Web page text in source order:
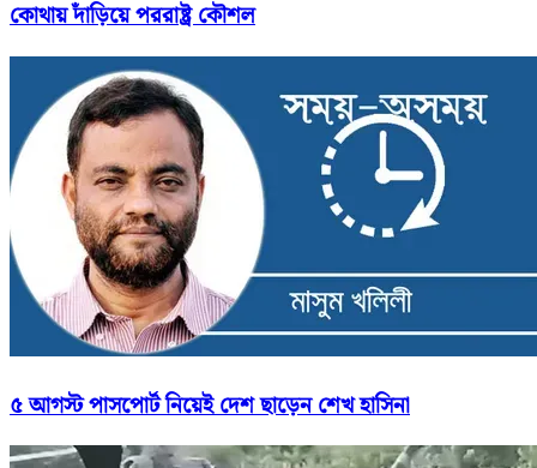
কোথায় দাঁড়িয়ে পররাষ্ট্র কৌশল
৫ আগস্ট পাসপোর্ট নিয়েই দেশ ছাড়েন শেখ হাসিনা